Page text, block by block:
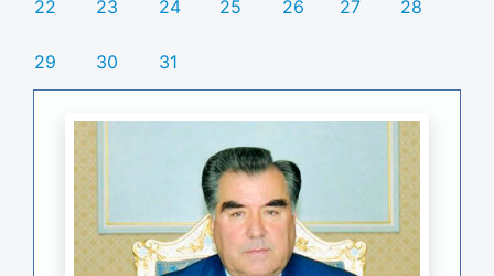
22 23 24 25 26 27 28
29 30 31